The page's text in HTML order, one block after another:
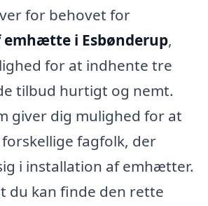
for behovet for
i Esbønderup,
for at indhente tre
tilbud hurtigt og nemt.
giver dig mulighed for at
fagfolk, der
i installation af emhætter.
du kan finde den rette